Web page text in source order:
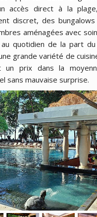
accès direct à la
discret, des
aménagées avec
quotidien de la part du
grande variété de
un prix dans la
sans mauvaise surprise.